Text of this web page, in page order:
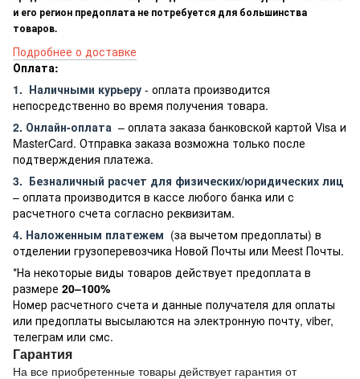
и его регион предоплата не потребуется для большинства
товаров.
Подробнее о доставке
Оплата:
1. Наличными курьеру - оплата производится
непосредственно во время получения товара.
2. Онлайн-оплата – оплата заказа банковской картой Visa и
MasterCard. Отправка заказа возможна только после
подтверждения платежа.
3. Безналичный расчет для физических/юридических лиц
– оплата производится в кассе любого банка или с
расчетного счета согласно реквизитам.
4. Наложенным платежем (за вычетом предоплаты) в
отделении грузоперевозчика Новой Почты или Meest Почты.
*На некоторые виды товаров действует предоплата в
размере 20–100%
Номер расчетного счета и данные получателя для оплаты
или предоплаты высылаются на электронную почту, viber,
телеграм или смс.
Гарантия
На все приобретенные товары действует гарантия от